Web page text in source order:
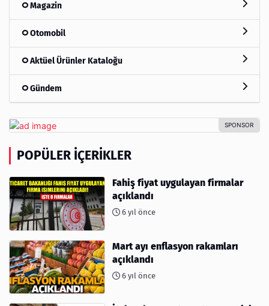
Magazin
Otomobil
Aktüel Ürünler Kataloğu
Gündem
POPÜLER İÇERIKLER
Fahiş fiyat uygulayan firmalar
açıklandı
6 yıl önce
Mart ayı enflasyon rakamları
açıklandı
6 yıl önce